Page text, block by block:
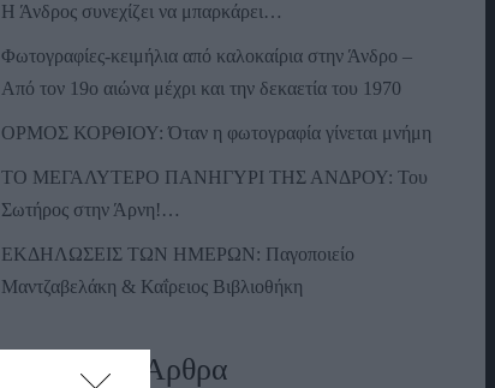
Η Άνδρος συνεχίζει να μπαρκάρει…
Φωτογραφίες-κειμήλια από καλοκαίρια στην Άνδρο –
Από τον 19ο αιώνα μέχρι και την δεκαετία του 1970
ΟΡΜΟΣ ΚΟΡΘΙΟΥ: Όταν η φωτογραφία γίνεται μνήμη
ΤΟ ΜΕΓΑΛΥΤΕΡΟ ΠΑΝΗΓΥΡΙ ΤΗΣ ΑΝΔΡΟΥ: Του
Σωτήρος στην Άρνη!…
ΕΚΔΗΛΩΣΕΙΣ ΤΩΝ ΗΜΕΡΩΝ: Παγοποιείο
Μαντζαβελάκη & Καΐρειος Βιβλιοθήκη
Πρόσφατα Άρθρα